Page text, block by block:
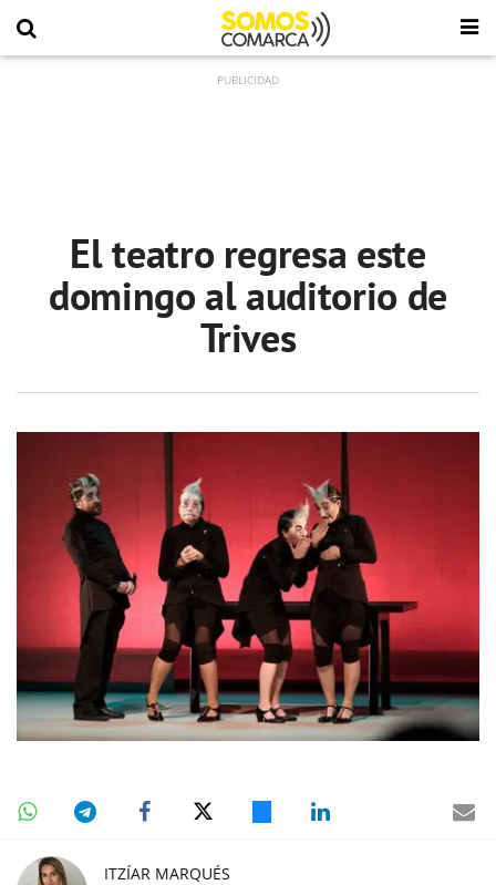
El teatro regresa este
domingo al auditorio de
Trives
ITZÍAR MARQUÉS